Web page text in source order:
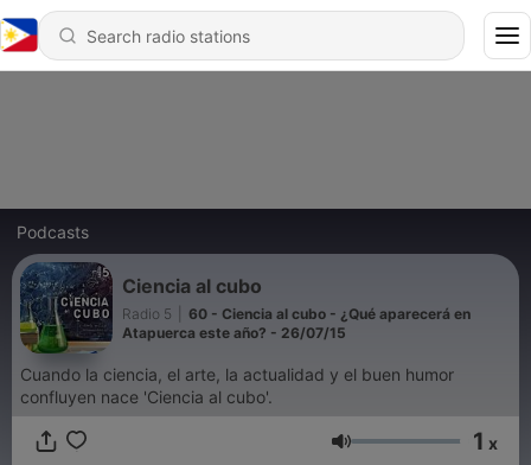
Podcasts
Ciencia al cubo
Radio 5
60 - Ciencia al cubo - ¿Qué aparecerá en
Atapuerca este año? - 26/07/15
Cuando la ciencia, el arte, la actualidad y el buen humor
confluyen nace 'Ciencia al cubo'.
Volume 1 x